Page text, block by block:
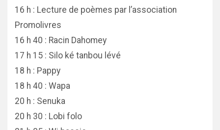
16 h : Lecture de poèmes par l’association
Promolivres
16 h 40 : Racin Dahomey
17 h 15 : Silo ké tanbou lévé
18 h : Pappy
18 h 40 : Wapa
20 h : Senuka
20 h 30 : Lobi folo